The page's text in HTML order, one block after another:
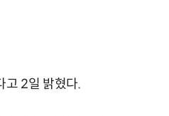
고 2일 밝혔다.